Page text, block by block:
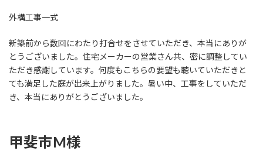
外構工事一式
新築前から数回にわたり打合せをさせていただき、本当にありが
とうございました。住宅メーカーの営業さん共、密に調整してい
ただき感謝しています。何度もこちらの要望も聴いていただきと
ても満足した庭が出来上がりました。暑い中、工事をしていただ
き、本当にありがとうございました。
甲斐市M様